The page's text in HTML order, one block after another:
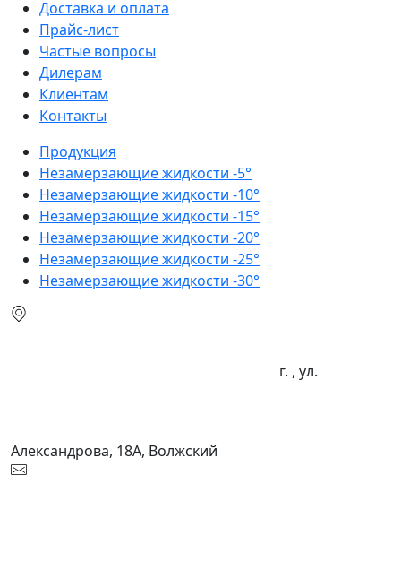
Доставка и оплата
Прайс-лист
Частые вопросы
Дилерам
Клиентам
Контакты
Продукция
Незамерзающие жидкости -5°
Незамерзающие жидкости -10°
Незамерзающие жидкости -15°
Незамерзающие жидкости -20°
Незамерзающие жидкости -25°
Незамерзающие жидкости -30°
г. , ул.
Александрова, 18А, Волжский